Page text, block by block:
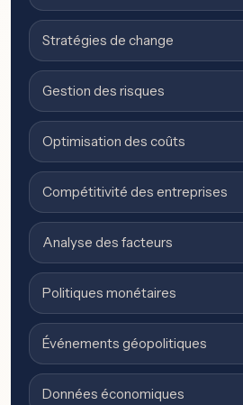
Stratégies de change
Gestion des risques
Optimisation des coûts
Compétitivité des entreprises
Analyse des facteurs
Politiques monétaires
Événements géopolitiques
Données économiques